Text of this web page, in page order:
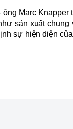
Marc Knapper
sản xuất chung
sự hiện diện